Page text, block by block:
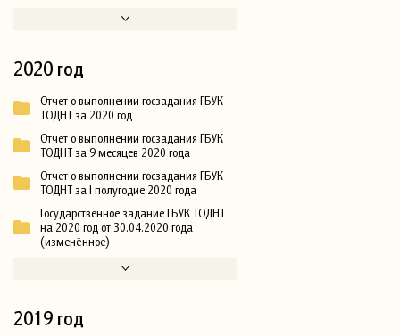
2020 год
Отчет о выполнении госзадания ГБУК
ТОДНТ за 2020 год
Отчет о выполнении госзадания ГБУК
ТОДНТ за 9 месяцев 2020 года
Отчет о выполнении госзадания ГБУК
ТОДНТ за I полугодие 2020 года
Государственное задание ГБУК ТОДНТ
на 2020 год от 30.04.2020 года
(изменённое)
2019 год